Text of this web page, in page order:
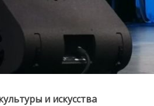
и искусства